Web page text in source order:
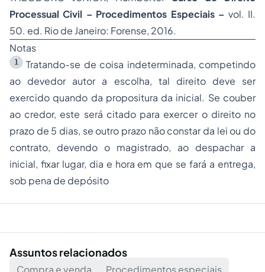
Processual Civil – Procedimentos Especiais – vol. II.
50. ed. Rio de Janeiro: Forense, 2016.
Notas
1
Tratando-se de coisa indeterminada, competindo
ao devedor autor a escolha, tal direito deve ser
exercido quando da propositura da inicial. Se couber
ao credor, este será citado para exercer o direito no
prazo de 5 dias, se outro prazo não constar da lei ou do
contrato, devendo o magistrado, ao despachar a
inicial, fixar lugar, dia e hora em que se fará a entrega,
sob pena de depósito
Assuntos relacionados